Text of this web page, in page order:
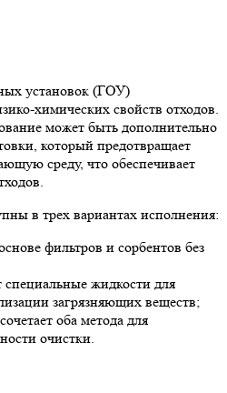
установок (ГОУ)
химических свойств отходов.
может быть дополнительно
который предотвращает
среду, что обеспечивает
в трех вариантах исполнения:
фильтров и сорбентов без
жидкости для
загрязняющих веществ;
оба метода для
очистки.